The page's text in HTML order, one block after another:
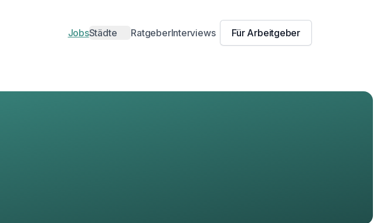
Jobs
Städte
MünchenDresden
Städte RatgeberInterviews Für Arbeitgeber